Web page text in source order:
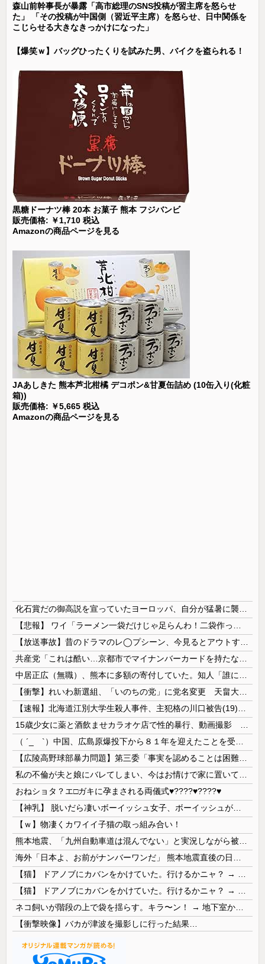
森山前幹事長が暴露「高市総理のSNS投稿が習主席を怒らせ
た」 「その投稿が中国側（習近平主席）を怒らせ、日中関係を
こじらせる大きなきっかけになった」
【爆笑ｗ】バッグひったくりを試みた男、バイクを盗られる！
黒糖ドーナツ棒 20本 お菓子 熊本 フジバンビ
販売価格: ￥1,710 税込
Amazonの商品ページを見る
JAあしきた 熊本芦北柑橘 デコポン&甘夏缶詰め (10缶入り(化粧
箱))
販売価格: ￥5,665 税込
Amazonの商品ページを見る
おねショタ？エ□ガキに孕まされる両儀式♥️????♥️????♥️
【ｗ】物凄くカワイイ子猫の取っ組み合い！
【衝撃映像】バカが津波を撮影しに行った結果…